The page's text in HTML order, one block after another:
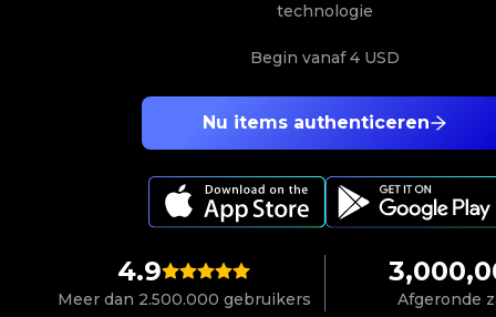
4.9
Meer dan 2.500.000 gebruikers Afgeronde
Nu items authenticeren
technologie
Begin vanaf4 USD